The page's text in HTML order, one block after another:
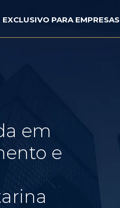
EXCLUSIVO PARA EMPRESAS
em
e